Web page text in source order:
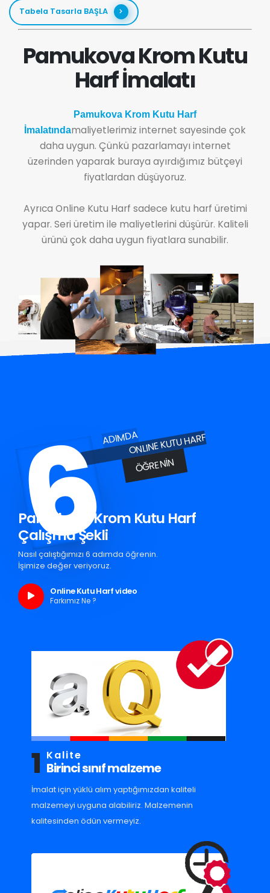
Tabela Tasarla BAŞLA
Pamukova Krom Kutu
Harf İmalatı
Pamukova Krom Kutu Harf
İmalatındamaliyetlerimiz internet sayesinde çok
daha uygun. Çünkü pazarlamayı internet
üzerinden yaparak buraya ayırdığımız bütçeyi
fiyatlardan düşüyoruz.
Ayrıca Online Kutu Harf sadece kutu harf üretimi
yapar. Seri üretim ile maliyetlerini düşürür. Kaliteli
ürünü çok daha uygun fiyatlara sunabilir.
6ADIMDAONLINE KUTU HARF
ÖĞRENIN
Pamukova Krom Kutu Harf
Çalışma Şekli
Nasıl çalıştığımızı 6 adımda öğrenin.
İşimize değer veriyoruz.
Online Kutu Harf video
Farkımız Ne ?
1 Kalite
Birinci sınıf malzeme
İmalat için yüklü alım yaptığımızdan kaliteli
malzemeyi uyguna alabiliriz. Malzemenin
kalitesinden ödün vermeyiz.